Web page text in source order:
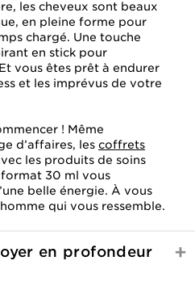
les cheveux sont beaux
en pleine forme pour
chargé. Une touche
en stick pour
vous êtes prêt à endurer
et les imprévus de votre
! Même
d’affaires, les coffrets
les produits de soins
format 30 ml vous
belle énergie. À vous
qui vous ressemble.
en profondeur